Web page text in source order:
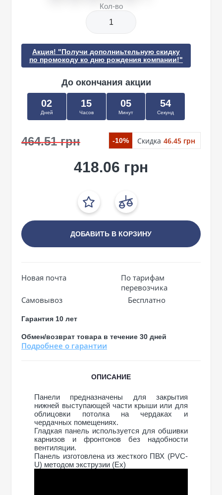
Кол-во
Акция! "Получи дополниьтельную скидку
по промокоду ко дню рождения компании!"
До окончания акции
02
Дней
15
Часов
05
Минут
53
Секунд
464.51 грн -10% Скидка 46.45 грн
418.06 грн
ДОБАВИТЬ В КОРЗИНУ
Новая почта
По тарифам
перевозчика
Самовывоз
Бесплатно
Гарантия 10 лет
Обмен/возврат товара в течение 30 дней
Подробнее о гарантии
ОПИСАНИЕ
Панели предназначены для закрытия
нижней выступающей части крыши или для
облицовки потолка на чердаках и
чердачных помещениях.
Гладкая панель используется для обшивки
карнизов и фронтонов без надобности
вентиляции.
Панель изготовлена из жесткого ПВХ (PVC-
U) методом экструзии (Ex)